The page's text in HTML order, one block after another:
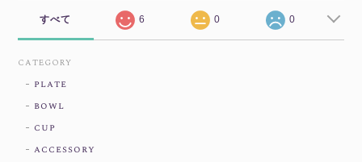
すべて 6 0 0
CATEGORY
plate
bowl
cup
accessory